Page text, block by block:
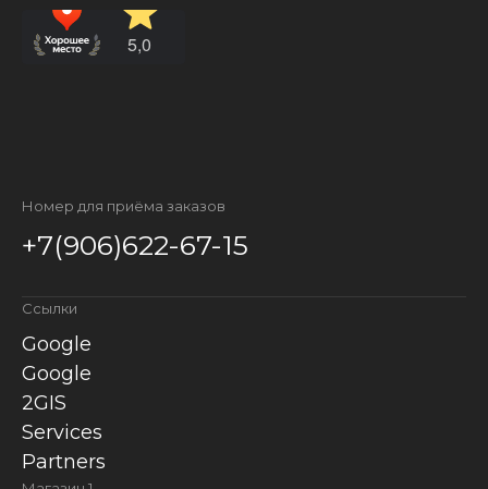
Номер для приёма заказов
+7(906)622-67-15
Ссылки
Google
Google
2GIS
Services
Partners